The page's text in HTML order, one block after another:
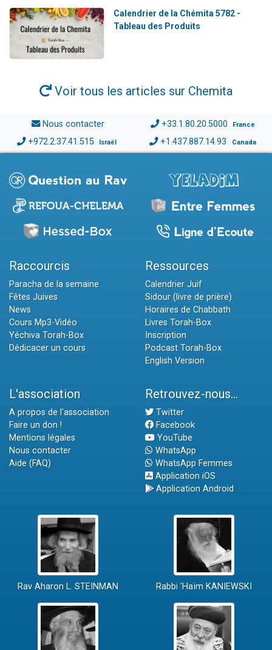
Calendrier de la Chémita 5782 -
Tableau des Produits
Voir tous les articles sur Chemita
Nous contacter +33.1.80.20.5000 France
+972.2.37.41.515 Israël +1.437.887.14.93 Canada
Raccourcis
Paracha de la semaine
Fêtes Juives
News
Cours Mp3-Vidéo
Yéchiva Torah-Box
Dédicacer un cours
Ressources
Calendrier Juif
Sidour (livre de prière)
Horaires de Chabbath
Livres Torah-Box
Inscription
Podcast Torah-Box
English Version
L'association
A propos de l'association
Faire un don !
Mentions légales
Nous contacter
Aide (FAQ)
Retrouvez-nous...
Twitter
Facebook
YouTube
WhatsApp
WhatsApp Femmes
Application iOS
Application Android
Rav Aharon L. STEINMAN Rabbi 'Haïm KANIEWSKI